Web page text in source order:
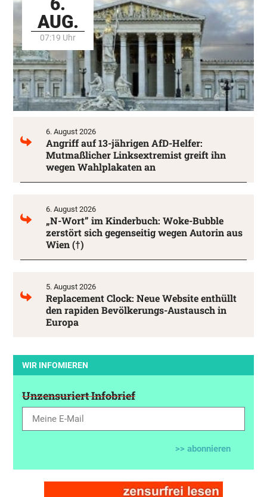
AUG.
07:19 Uhr
6. August 2026
Angriff auf 13-jährigen AfD-Helfer:
Mutmaßlicher Linksextremist greift ihn
wegen Wahlplakaten an
6. August 2026
„N-Wort” im Kinderbuch: Woke-Bubble
zerstört sich gegenseitig wegen Autorin aus
Wien (†)
5. August 2026
Replacement Clock: Neue Website enthüllt
den rapiden Bevölkerungs-Austausch in
Europa
WIR INFOMIEREN
Unzensuriert Infobrief
>> abonnieren